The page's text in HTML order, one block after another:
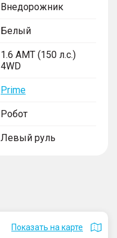
Внедорожник
Белый
1.6 AMT (150 л.с.)
4WD
Prime
Робот
Левый руль
Показать на карте